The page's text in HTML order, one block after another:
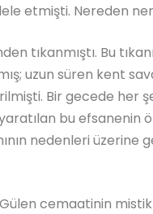
etmişti. Nereden
tıkanmıştı. Bu
uzun süren kent
Bir gecede her
bu efsanenin
nedenleri üzerine
cemaatinin